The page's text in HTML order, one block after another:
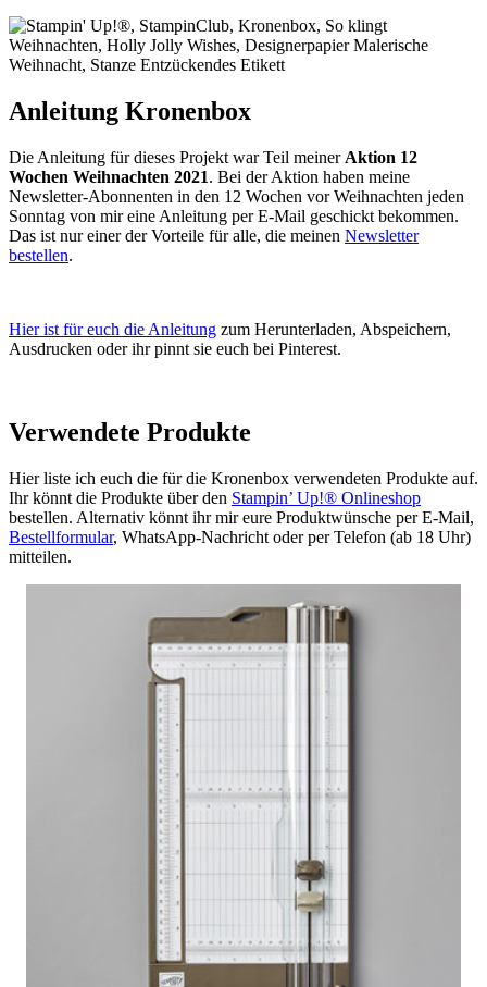
Anleitung Kronenbox
Die Anleitung für dieses Projekt war Teil meiner Aktion 12
Wochen Weihnachten 2021. Bei der Aktion haben meine
Newsletter-Abonnenten in den 12 Wochen vor Weihnachten jeden
Sonntag von mir eine Anleitung per E-Mail geschickt bekommen.
Das ist nur einer der Vorteile für alle, die meinen Newsletter
bestellen.
Hier ist für euch die Anleitung zum Herunterladen, Abspeichern,
Ausdrucken oder ihr pinnt sie euch bei Pinterest.
Verwendete Produkte
Hier liste ich euch die für die Kronenbox verwendeten Produkte auf.
Ihr könnt die Produkte über den Stampin’ Up!® Onlineshop
bestellen. Alternativ könnt ihr mir eure Produktwünsche per E-Mail,
Bestellformular, WhatsApp-Nachricht oder per Telefon (ab 18 Uhr)
mitteilen.